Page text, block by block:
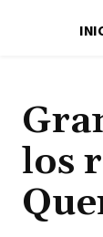
los